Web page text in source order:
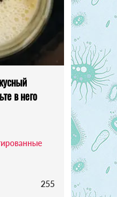
в него
255